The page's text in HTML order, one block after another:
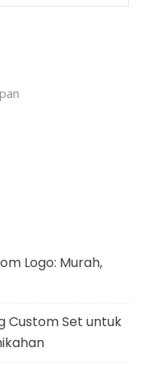
Logo: Murah,
Custom Set untuk